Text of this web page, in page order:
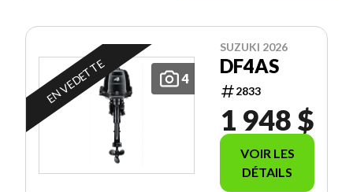
4
EN VEDETTE
SUZUKI 2026
DF4AS
2833
1 948 $
VOIR LES
DÉTAILS